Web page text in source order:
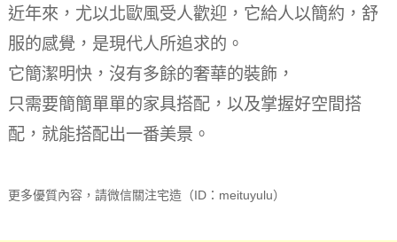
近年來，尤以北歐風受人歡迎，它給人以簡約，舒
服的感覺，是現代人所追求的。
它簡潔明快，沒有多餘的奢華的裝飾，
只需要簡簡單單的家具搭配，以及掌握好空間搭
配，就能搭配出一番美景。
更多優質內容，請微信關注宅造（ID：meituyulu）